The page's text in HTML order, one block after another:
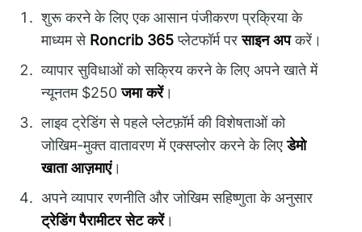
शुरू करने के लिए एक आसान पंजीकरण प्रक्रिया के
माध्यम से Roncrib 365प्लेटफॉर्म परसाइन अपकरें।
व्यापार सुविधाओं को सक्रिय करने के लिए अपने खाते में
न्यूनतम $250जमा करें।
लाइव ट्रेडिंग से पहले प्लेटफ़ॉर्म की विशेषताओं को
जोखिम-मुक्त वातावरण में एक्सप्लोर करने के लिएडेमो
खाता आज़माएं।
अपने व्यापार रणनीति और जोखिम सहिष्णुता के अनुसार
ट्रेडिंग पैरामीटर सेट करें।